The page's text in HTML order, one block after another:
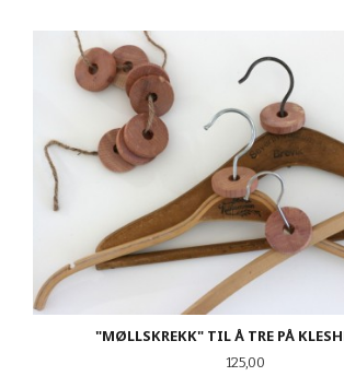
"MØLLSKREKK" TIL Å TRE PÅ
Pris
125,00